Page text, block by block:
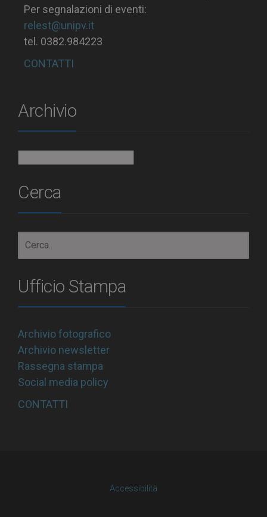
Per segnalazioni di eventi:
relest@unipv.it
tel. 0382.984223
CONTATTI
Archivio
Cerca
Ufficio Stampa
Archivio fotografico
Archivio newsletter
Rassegna stampa
Social media policy
CONTATTI
Accessibilità